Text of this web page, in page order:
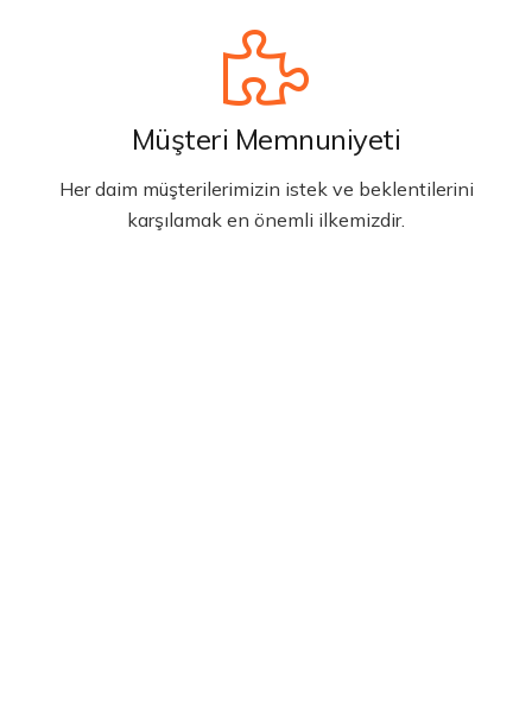
Müşteri Memnuniyeti
Her daim müşterilerimizin istek ve beklentilerini
karşılamak en önemli ilkemizdir.